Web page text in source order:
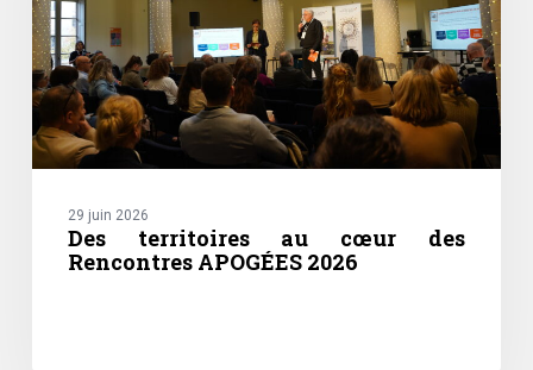
2026
29 juin 2026
Des territoires au cœur des
Rencontres APOGÉES 2026